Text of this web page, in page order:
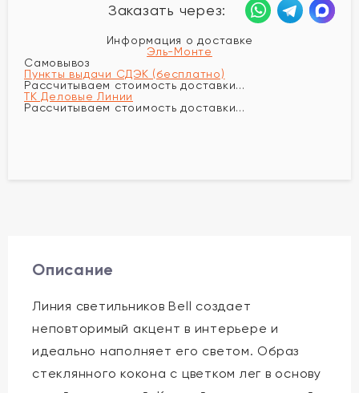
Заказать через:
Информация о доставке
Эль-Монте
Самовывоз
Пункты выдачи СДЭК (бесплатно)
Рассчитываем стоимость доставки...
ТК Деловые Линии
Рассчитываем стоимость доставки...
Описание
Линия светильников Bell создает
неповторимый акцент в интерьере и
идеально наполняет его светом. Образ
стеклянного кокона с цветком лег в основу